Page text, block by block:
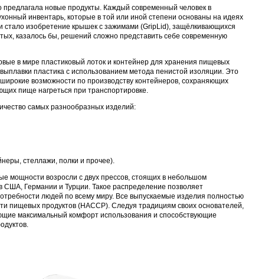
новые продукты. Каждый современный человек в
инвентарь, которые в той или иной степени основаны на идеях
изобретение крышек с зажимами (GripLid), защёлкивающихся
казалось бы, решений сложно представить себе современную
в мире пластиковый лоток и контейнер для хранения пищевых
пластика с использованием метода пенистой изоляции. Это
возможности по производству контейнеров, сохраняющих
пище нагреться при транспортировке.
самых разнообразных изделий:
стеллажи, полки и прочее).
мощности возросли с двух прессов, стоящих в небольшом
Германии и Турции. Такое распределение позволяет
людей по всему миру. Все выпускаемые изделия полностью
пищевых продуктов (HACCP). Следуя традициям своих основателей,
максимальный комфорт использования и способствующие